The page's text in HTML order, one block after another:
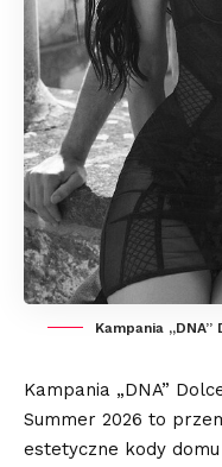
Kampania
Kampania „DNA”
Summer 2026 to
estetyczne kody